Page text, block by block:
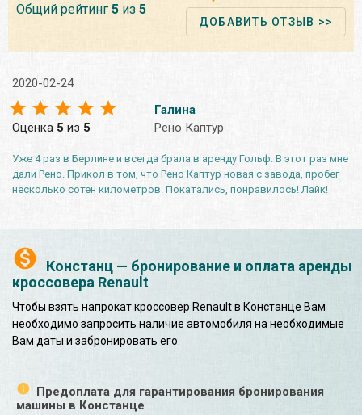
Констанц — бронирование и оплата аренды
кроссовера Renault
Чтобы взять напрокат кроссовер Renault в Констанце Вам
необходимо запросить наличие автомобиля на необходимые
Вам даты и забронировать его.
Предоплата для гарантирования бронирования
машины в Констанце
Общий рейтинг 5 из 5
ДОБАВИТЬ ОТЗЫВ >>
2020-02-24
Оценка 5 из 5
Галина
Рено Каптур
Уже 4 раз в Берлине и всегда брала в аренду Гольф. В этот раз мне
дали Рено. Прикол в том, что Рено Каптур новая с завода, пробег
несколько сотен километров. Покатались, понравилось! Лайк!